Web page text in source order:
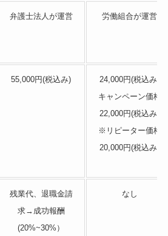
弁護士法人が運営 労働組合が運営
55,000円(税込み)
24,000円(税込み)
キャンペーン価格
22,000円(税込み)
※リピーター価格
20,000円(税込み)
残業代、退職金請
求→成功報酬
(20%~30%）
なし